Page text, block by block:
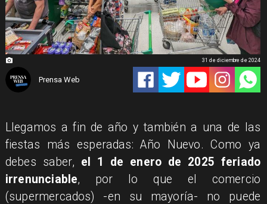
Prensa Web
31 de diciembre de 2024
Llegamos a fin de año y también a una de las
fiestas más esperadas: Año Nuevo. Como ya
debes saber, el 1 de enero de 2025 feriado
irrenunciable, por lo que el comercio
(supermercados) -en su mayoría- no puede